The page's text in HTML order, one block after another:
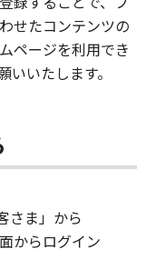
せたコンテンツの
ページを利用でき
いたします。
さま」から
からログイン